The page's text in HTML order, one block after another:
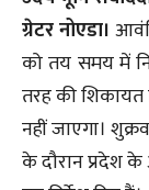
ग्रेटर नोएडा।
को तय समय में
तरह की शिकायत
नहीं जाएगा।
के दौरान प्रदेश के